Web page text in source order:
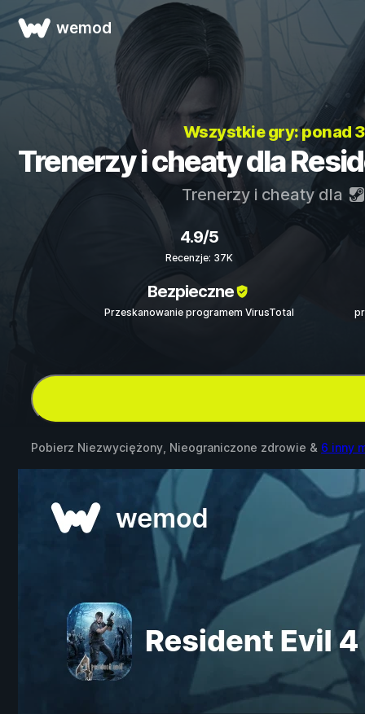
wemod
Wszystkie gry: ponad
Trenerzy i cheaty dla
Trenerzy i cheaty dla
4.9/5
Recenzje: 37K
Bezpieczne
Przeskanowanie programem VirusTotal
Pobierz Niezwyciężony, Nieograniczone zdrowie & 6 inny